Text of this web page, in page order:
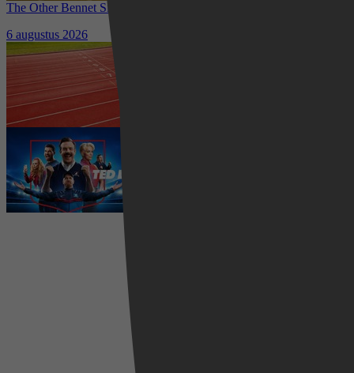
The Other Bennet Sister nu te zien op HBO Max: romantisch
kostuumdrama krijgt lovende recensies
6 augustus 2026